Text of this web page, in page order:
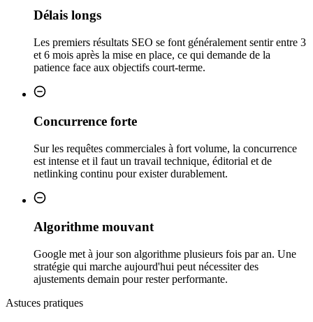
Délais longs
Les premiers résultats SEO se font généralement sentir entre 3
et 6 mois après la mise en place, ce qui demande de la
patience face aux objectifs court-terme.
Concurrence forte
Sur les requêtes commerciales à fort volume, la concurrence
est intense et il faut un travail technique, éditorial et de
netlinking continu pour exister durablement.
Algorithme mouvant
Google met à jour son algorithme plusieurs fois par an. Une
stratégie qui marche aujourd'hui peut nécessiter des
ajustements demain pour rester performante.
Astuces pratiques